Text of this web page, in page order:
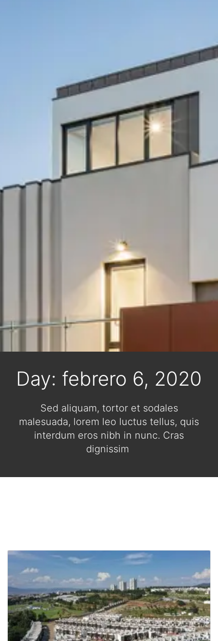
Day: febrero 6, 2020
Sed aliquam, tortor et sodales
malesuada, lorem leo luctus tellus, quis
interdum eros nibh in nunc. Cras
dignissim